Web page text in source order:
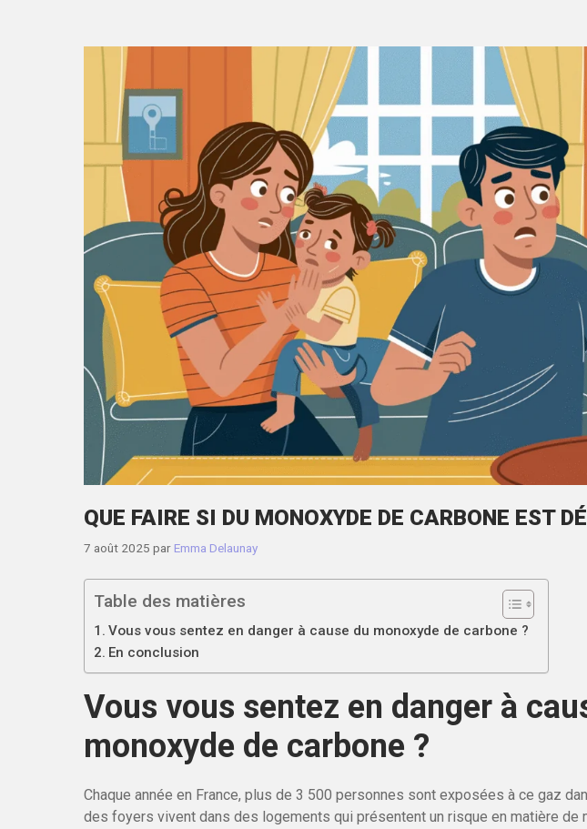
QUE FAIRE SI DU MONOXYDE DE CARBONE EST
7 août 2025 par Emma Delaunay
Table des matières
Vous vous sentez en danger à cause du monoxyde de carbone ?
En conclusion
Vous vous sentez en danger à
monoxyde de carbone ?
Chaque année en France, plus de 3 500 personnes sont exposées à ce gaz
des foyers vivent dans des logements qui présentent un risque en matière de